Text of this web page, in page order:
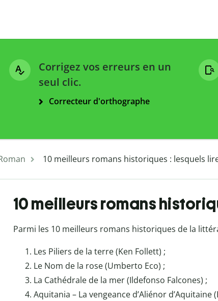
Corrigez vos erreurs en un
seul clic.
Correcteur d'orthographe
10 meilleurs romans historiques : lesquels
10 meilleurs romans
Parmi les 10 meilleurs romans historiques de la
Les Piliers de la terre (Ken Follett) ;
Le Nom de la rose (Umberto Eco) ;
La Cathédrale de la mer (Ildefonso Falcones) ;
Aquitania – La vengeance d’Aliénor d’Aquitaine